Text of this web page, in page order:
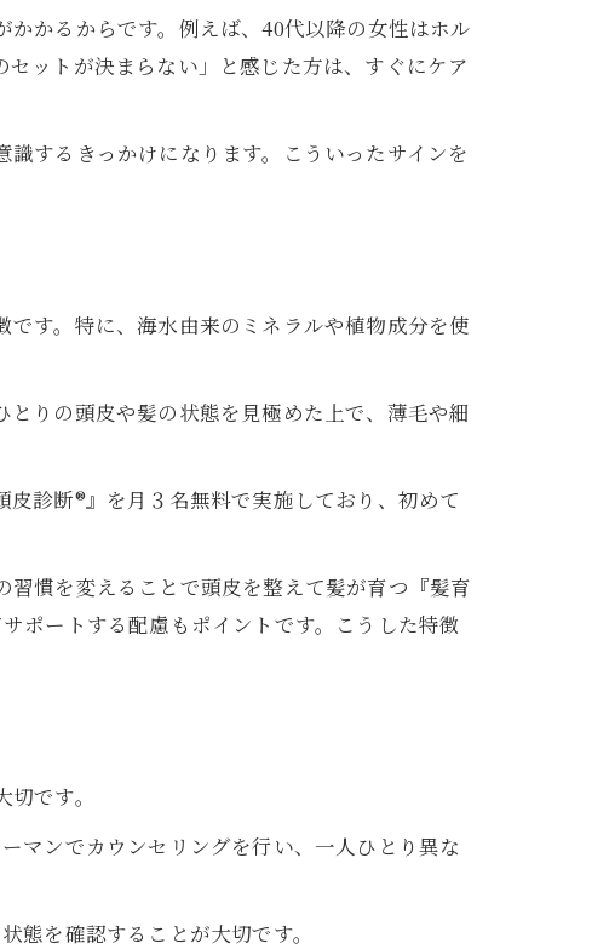
かるからです。例えば、40代以降の女性はホル
ットが決まらない」と感じた方は、すぐにケア
するきっかけになります。こういったサインを
す。特に、海水由来のミネラルや植物成分を使
りの頭皮や髪の状態を見極めた上で、薄毛や細
診断®︎』を月３名無料で実施しており、初めて
慣を変えることで頭皮を整えて髪が育つ『髪育
ポートする配慮もポイントです。こうした特徴
です。
マンでカウンセリングを行い、一人ひとり異な
態を確認することが大切です。